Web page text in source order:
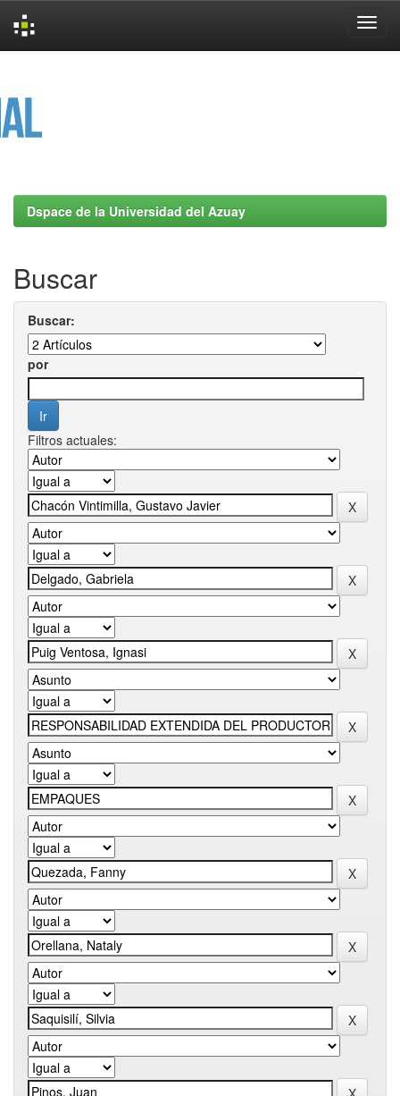
Dspace de la Universidad del Azuay
Buscar
Buscar:
por
Filtros actuales: